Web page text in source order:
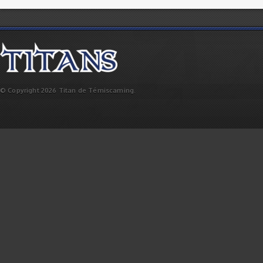
© Copyright 2026 Titan de Témiscaming.